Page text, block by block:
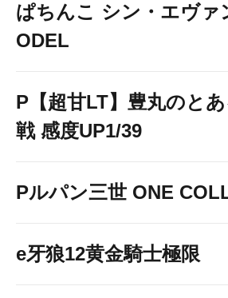
ぱちんこ シン・エヴァ
ODEL
P【超甘LT】豊丸のと
戦 感度UP1/39
Pルパン三世 ONE
e牙狼12黄金騎士極限